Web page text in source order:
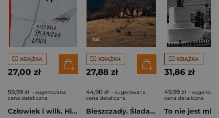
KSIĄŻKA
27,00 zł
59,99 zł - sugerowana
cena detaliczna
Człowiek i wilk. Historia splamiona krwią
KSIĄŻKA
27,88 zł
44,90 zł - sugerowana
cena detaliczna
Bieszczady. Śladami ludzi i miejsc
KSIĄŻKA
31,86 zł
49,99 zł -
cena detaliczna